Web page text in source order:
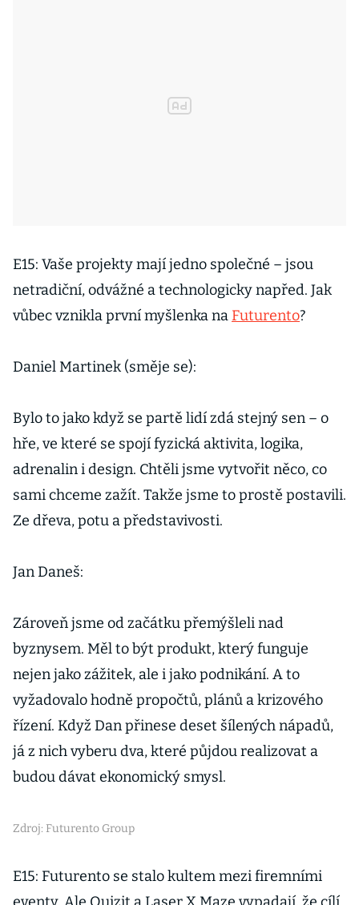
E15: Vaše projekty mají jedno společné – jsou
netradiční, odvážné a technologicky napřed. Jak
vůbec vznikla první myšlenka na Futurento?
Daniel Martinek (směje se):
Bylo to jako když se partě lidí zdá stejný sen – o
hře, ve které se spojí fyzická aktivita, logika,
adrenalin i design. Chtěli jsme vytvořit něco, co
sami chceme zažít. Takže jsme to prostě postavili.
Ze dřeva, potu a představivosti.
Jan Daneš:
Zároveň jsme od začátku přemýšleli nad
byznysem. Měl to být produkt, který funguje
nejen jako zážitek, ale i jako podnikání. A to
vyžadovalo hodně propočtů, plánů a krizového
řízení. Když Dan přinese deset šílených nápadů,
já z nich vyberu dva, které půjdou realizovat a
budou dávat ekonomický smysl.
Zdroj: Futurento Group
E15: Futurento se stalo kultem mezi firemními